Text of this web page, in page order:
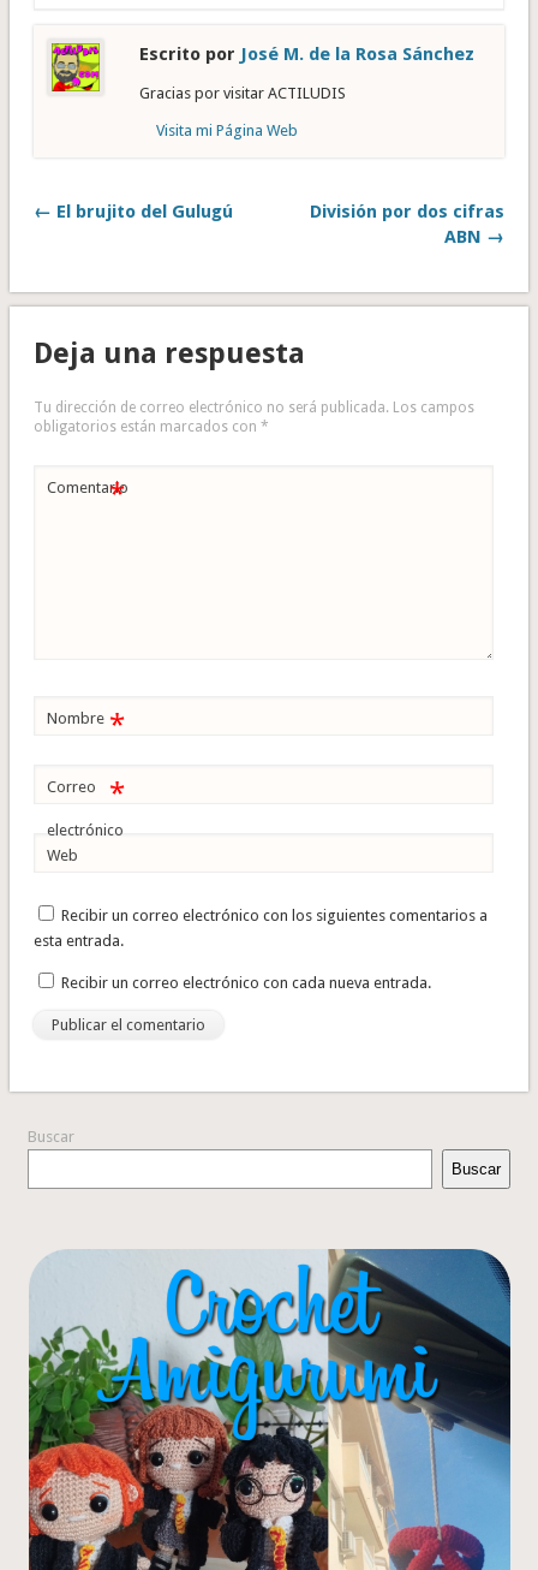
Escrito por José M. de la Rosa Sánchez
Gracias por visitar ACTILUDIS
Visita mi Página Web
← El brujito del Gulugú
División por dos cifras
ABN →
Deja una respuesta
Tu dirección de correo electrónico no será publicada. Los campos
obligatorios están marcados con *
Comentario
*
Nombre *
Correo
electrónico
*
Web
Recibir un correo electrónico con los siguientes comentarios a
esta entrada.
Recibir un correo electrónico con cada nueva entrada.
Buscar
Buscar